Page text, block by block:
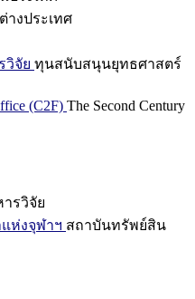
างประเทศ
วิจัย ทุนสนับสนุนยุทธศาสตร์
(C2F) The Second Century
รวิจัย
ห่งจุฬาฯ สถาบันทรัพย์สิน